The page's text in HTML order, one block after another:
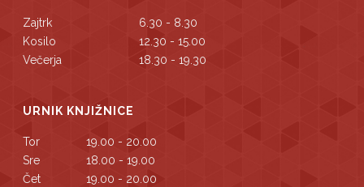
Zajtrk
6.30 - 8.30
Kosilo
12.30 - 15.00
Večerja
18.30 - 19.30
URNIK KNJIŽNICE
Tor
19.00 - 20.00
Sre
18.00 - 19.00
Čet
19.00 - 20.00